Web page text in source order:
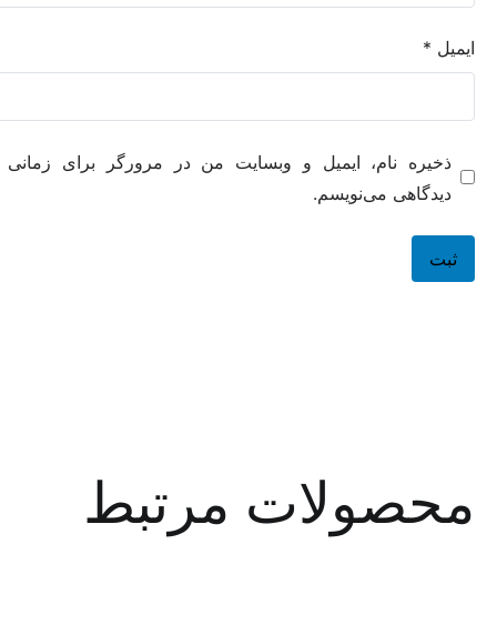
نام، ایمیل و وبسایت من در مرورگر برای زمانی که دوباره
می‌نویسم.
مرتبط